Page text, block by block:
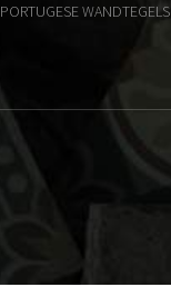
PORTUGESE WANDTEGELS